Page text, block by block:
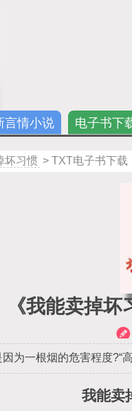
言情小说 电子书下
坏习惯 > TXT电子书下载
《我能卖掉
为一根烟的危害程度?“
我能卖